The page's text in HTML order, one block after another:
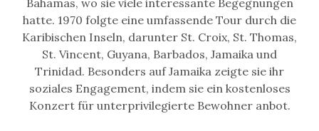
Bahamas, wo sie viele interessante Begegnungen
hatte. 1970 folgte eine umfassende Tour durch die
Karibischen Inseln, darunter St. Croix, St. Thomas,
St. Vincent, Guyana, Barbados, Jamaika und
Trinidad. Besonders auf Jamaika zeigte sie ihr
soziales Engagement, indem sie ein kostenloses
Konzert für unterprivilegierte Bewohner anbot.